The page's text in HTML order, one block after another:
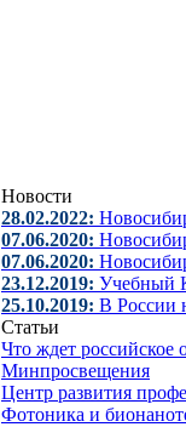
Новости
28.02.2022:
07.06.2020:
07.06.2020:
23.12.2019: Учебный
25.10.2019: В России
Статьи
Что ждет российское
Минпросвещения
Центр развития
Фотоника и